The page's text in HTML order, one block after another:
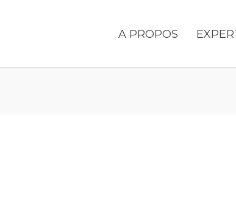
A PROPOS